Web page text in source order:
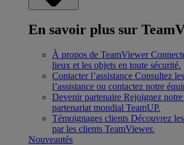
En savoir plus sur
À propos de TeamViewer
lieux et les objets en toute sécurité.
Contacter l’assistance Consultez
l’assistance ou contactez notre
Devenir partenaire Rejoignez
partenariat mondial TeamUP.
Témoignages clients Découvrez
par les clients TeamViewer.
Nouveautés